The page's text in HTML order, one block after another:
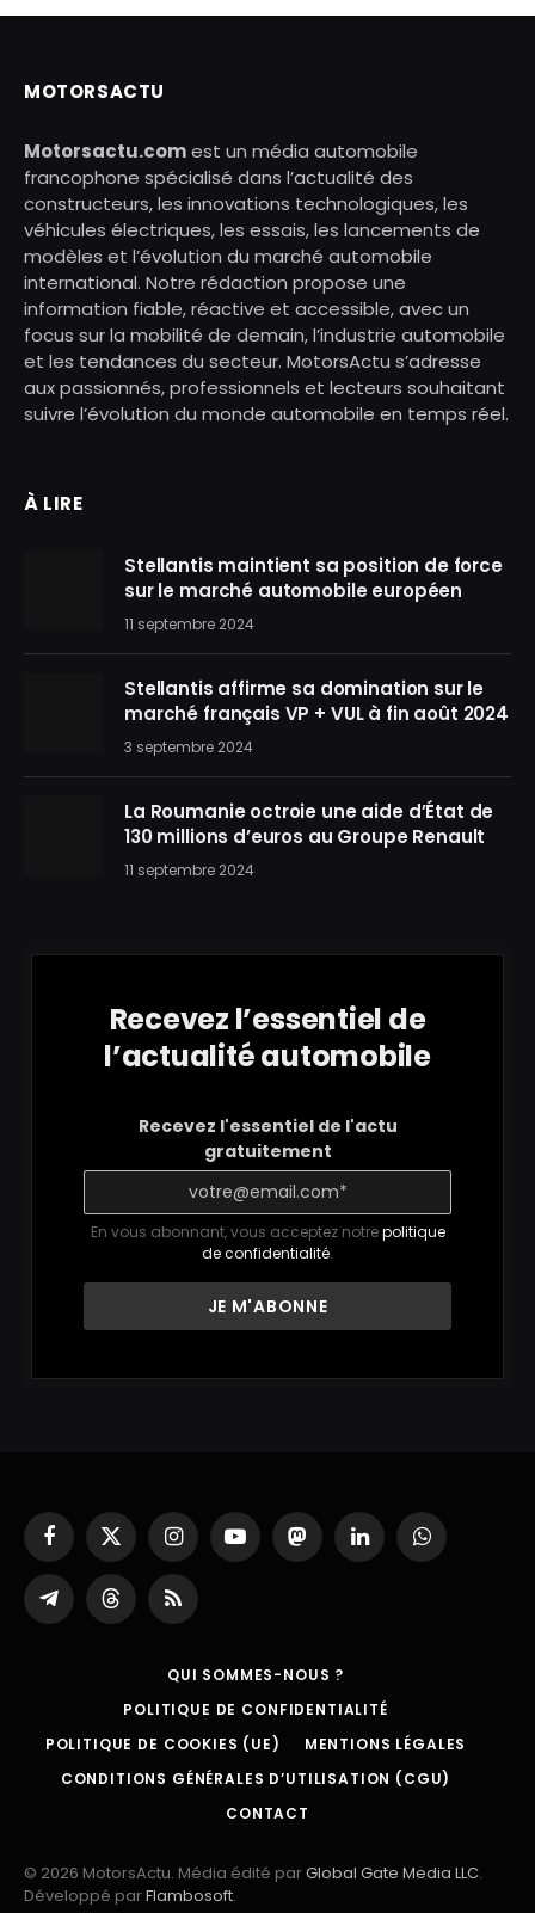
MOTORSACTU
Motorsactu.comest un média automobile
francophone spécialisé dans l’actualité des
constructeurs, les innovations technologiques, les
véhicules électriques, les essais, les lancements de
modèles et l’évolution du marché automobile
international. Notre rédaction propose une
information fiable, réactive et accessible, avec un
focus sur la mobilité de demain, l’industrie automobile
et les tendances du secteur. MotorsActu s’adresse
aux passionnés, professionnels et lecteurs souhaitant
suivre l’évolution du monde automobile en temps réel.
À LIRE
Stellantis maintient sa position de force
sur le marché automobile européen
11 septembre 2024
Stellantis affirme sa domination sur le
marché français VP + VUL à fin août 2024
3 septembre 2024
La Roumanie octroie une aide d’État de
130 millions d’euros au Groupe Renault
11 septembre 2024
Recevez l’essentiel de
l’actualité automobile
Recevez l'essentiel de l'actu
gratuitement
En vous abonnant, vous acceptez notrepolitique
de confidentialité.
Facebook
X
(Twitter)
InstagramYouTubeMastodonLinkedInWhatsApp
Partager
sur
ThreadsRSS
QUI SOMMES-NOUS ?
POLITIQUE DE CONFIDENTIALITÉ
POLITIQUE DE COOKIES (UE)
MENTIONS LÉGALES
CONDITIONS GÉNÉRALES D’UTILISATION (CGU)
CONTACT
© 2026 MotorsActu. Média édité parGlobal Gate Media LLC.
Développé parFlambosoft.